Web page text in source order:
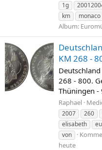
1g
km
monaco
Album:
KM 268 -
268 - 800.
Thüningen -
Raphael
2007
260
elisabeth
von
heute